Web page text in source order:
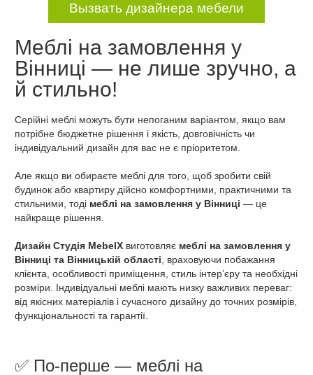
Вызвать дизайнера мебели
Меблі на замовлення у
Вінниці — не лише зручно, а
й стильно!
Серійні меблі можуть бути непоганим варіантом, якщо вам
потрібне бюджетне рішення і якість, довговічність чи
індивідуальний дизайн для вас не є пріоритетом.
Але якщо ви обираєте меблі для того, щоб зробити свій
будинок або квартиру дійсно комфортними, практичними та
стильними, тоді меблі на замовлення у Вінниці — це
найкраще рішення.
Дизайн Студія MebelX виготовляє меблі на замовлення у
Вінниці та Вінницькій області, враховуючи побажання
клієнта, особливості приміщення, стиль інтер’єру та необхідні
розміри. Індивідуальні меблі мають низку важливих переваг:
від якісних матеріалів і сучасного дизайну до точних розмірів,
функціональності та гарантії.
✅ По-перше — меблі на